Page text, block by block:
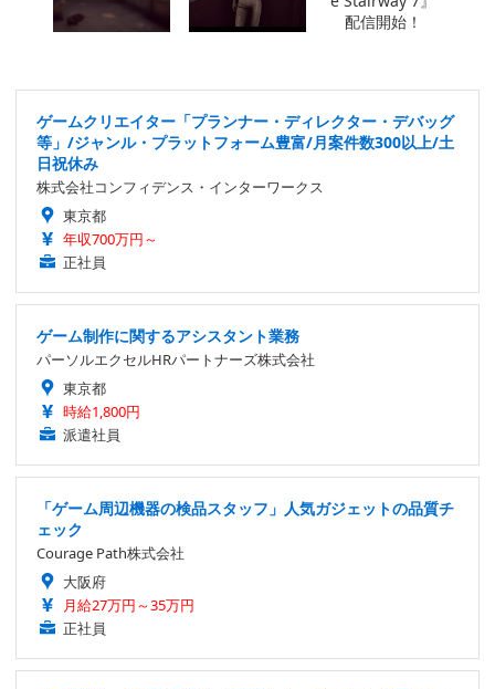
ゲームクリエイター「プランナー・ディレクター・デバッグ
等」/ジャンル・プラットフォーム豊富/月案件数300以上/土
日祝休み
株式会社コンフィデンス・インターワークス
東京都
年収700万円～
正社員
ゲーム制作に関するアシスタント業務
パーソルエクセルHRパートナーズ株式会社
東京都
時給1,800円
派遣社員
「ゲーム周辺機器の検品スタッフ」人気ガジェットの品質チ
ェック
Courage Path株式会社
大阪府
月給27万円～35万円
正社員